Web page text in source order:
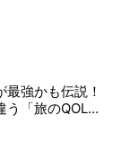
強かも伝説！
「旅のQOL爆